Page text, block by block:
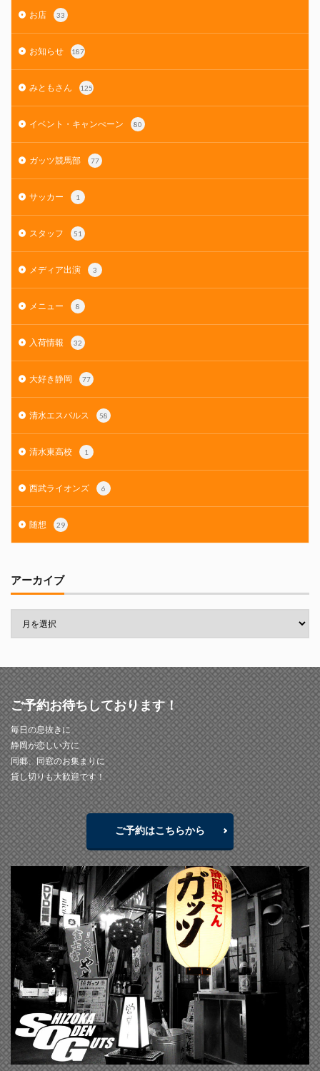
お店 33
お知らせ 187
みともさん 125
イベント・キャンぺーン 80
ガッツ競馬部 77
サッカー 1
スタッフ 51
メディア出演 3
メニュー 8
入荷情報 32
大好き静岡 77
清水エスパルス 58
清水東高校 1
西武ライオンズ 6
随想 29
アーカイブ
ご予約お待ちしております！
毎日の息抜きに
静岡が恋しい方に
同郷、同窓のお集まりに
貸し切りも大歓迎です！
ご予約はこちらから